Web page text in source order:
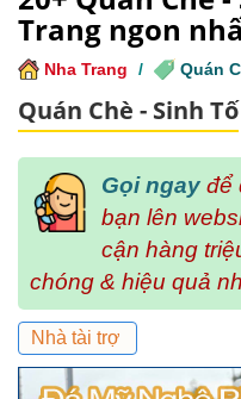
Trang ngon
Nha Trang / Quán
Quán Chè - Sinh Tố
Gọi ngay để
bạn lên
cận hàng
chóng & hiệu quả
Nhà tài trợ